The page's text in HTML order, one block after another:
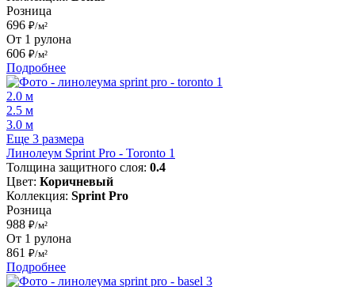
Розница
696 ₽/м²
От 1 рулона
606 ₽/м²
Подробнее
2.0 м
2.5 м
3.0 м
Еще 3 размера
Линолеум Sprint Pro - Toronto 1
Толщина защитного слоя: 0.4
Цвет: Коричневый
Коллекция: Sprint Pro
Розница
988 ₽/м²
От 1 рулона
861 ₽/м²
Подробнее